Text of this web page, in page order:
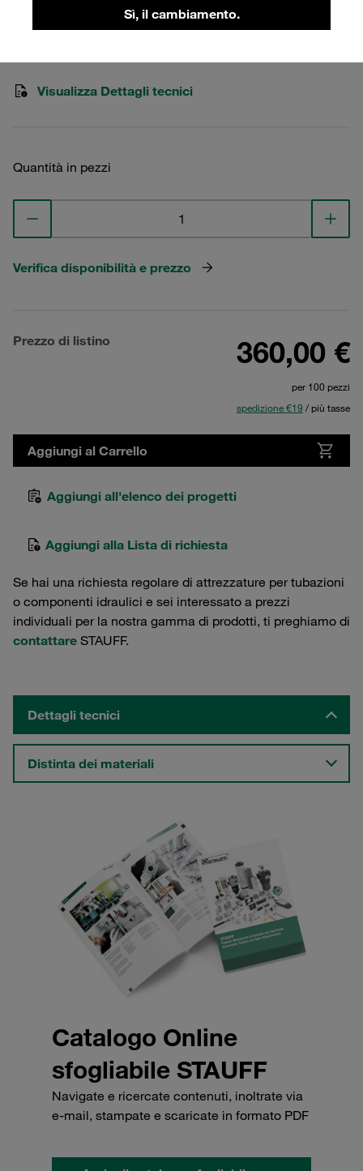
Sì, il cambiamento.
SP-428-PP-LI-M-W10
Visualizza Dettagli tecnici
Quantità in pezzi
Verifica disponibilità e prezzo
Prezzo di listino 360,00 €
per 100 pezzi
spedizione €19 / più tasse
Aggiungi al Carrello
Aggiungi all'elenco dei progetti
Aggiungi alla Lista di richiesta
Se hai una richiesta regolare di attrezzature per tubazioni
o componenti idraulici e sei interessato a prezzi
individuali per la nostra gamma di prodotti, ti preghiamo di
contattare STAUFF.
Dettagli tecnici
Distinta dei materiali
Catalogo Online
sfogliabile STAUFF
Navigate e ricercate contenuti, inoltrate via
e-mail, stampate e scaricate in formato PDF